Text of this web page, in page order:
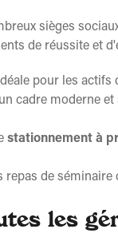
À emporter
sièges
de réussite et
pour les actifs
cadre moderne
stationnement à
de
les